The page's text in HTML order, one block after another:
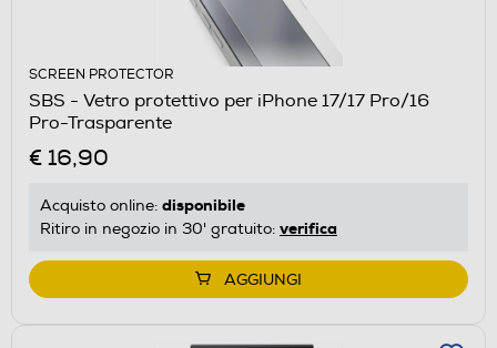
SCREEN PROTECTOR
SBS - Vetro protettivo per iPhone 17/17 Pro/16
Pro-Trasparente
€ 16,90
Acquisto online: disponibile
Ritiro in negozio in 30' gratuito: verifica
AGGIUNGI